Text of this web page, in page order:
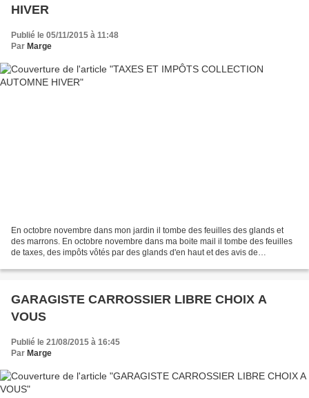
HIVER
Publié le 05/11/2015 à 11:48
Par Marge
En octobre novembre dans mon jardin il tombe des feuilles des glands et
des marrons. En octobre novembre dans ma boite mail il tombe des feuilles
de taxes, des impôts vôtés par des glands d'en haut et des avis de
GARAGISTE CARROSSIER LIBRE CHOIX A
VOUS
Publié le 21/08/2015 à 16:45
Par Marge